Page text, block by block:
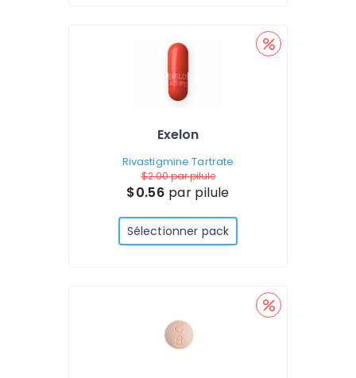
Exelon
Rivastigmine Tartrate
$2.00par pilule
$0.56 par pilule
Sélectionner pack